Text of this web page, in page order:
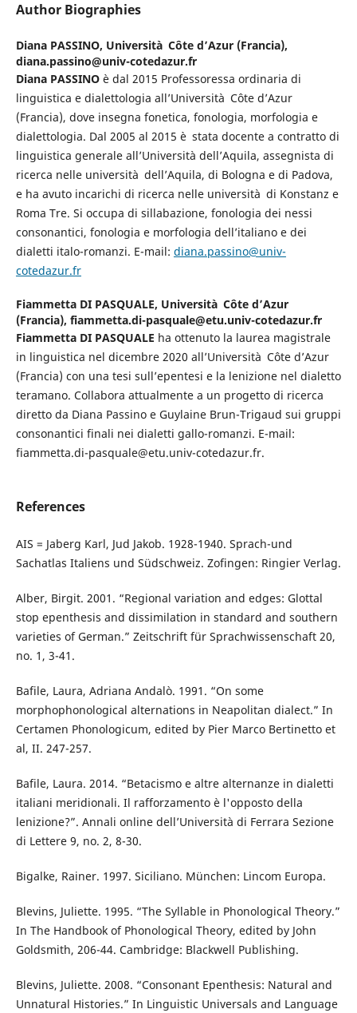
Author Biographies
Diana PASSINO, Università Côte d’Azur (Francia),
diana.passino@univ-cotedazur.fr
Diana PASSINOè dal 2015 Professoressa ordinaria di
linguistica e dialettologia all’Università Côte d’Azur
(Francia), dove insegna fonetica, fonologia, morfologia e
dialettologia. Dal 2005 al 2015 è stata docente a contratto di
linguistica generale all’Università dell’Aquila, assegnista di
ricerca nelle università dell’Aquila, di Bologna e di Padova,
e ha avuto incarichi di ricerca nelle università di Konstanz e
Roma Tre. Si occupa di sillabazione, fonologia dei nessi
consonantici, fonologia e morfologia dell’italiano e dei
dialetti italo-romanzi. E-mail: diana.passino@univ-
cotedazur.fr
Fiammetta DI PASQUALE, Università Côte d’Azur
(Francia), fiammetta.di-pasquale@etu.univ-cotedazur.fr
Fiammetta DI PASQUALE ha ottenuto la laurea magistrale
in linguistica nel dicembre 2020 all’Università Côte d’Azur
(Francia) con una tesi sull’epentesi e la lenizione nel dialetto
teramano. Collabora attualmente a un progetto di ricerca
diretto da Diana Passino e Guylaine Brun-Trigaud sui gruppi
consonantici finali nei dialetti gallo-romanzi. E-mail:
fiammetta.di-pasquale@etu.univ-cotedazur.fr.
References
AIS = Jaberg Karl, Jud Jakob. 1928-1940. Sprach-und
Sachatlas Italiens und Südschweiz. Zofingen: Ringier Verlag.
Alber, Birgit. 2001. “Regional variation and edges: Glottal
stop epenthesis and dissimilation in standard and southern
varieties of German.” Zeitschrift für Sprachwissenschaft 20,
no. 1, 3-41.
Bafile, Laura, Adriana Andalò. 1991. “On some
morphophonological alternations in Neapolitan dialect.” In
Certamen Phonologicum, edited by Pier Marco Bertinetto et
al, II. 247-257.
Bafile, Laura. 2014. “Betacismo e altre alternanze in dialetti
italiani meridionali. Il rafforzamento è l'opposto della
lenizione?”. Annali online dell’Università di Ferrara Sezione
di Lettere 9, no. 2, 8-30.
Bigalke, Rainer. 1997. Siciliano. München: Lincom Europa.
Blevins, Juliette. 1995. “The Syllable in Phonological Theory.”
In The Handbook of Phonological Theory, edited by John
Goldsmith, 206-44. Cambridge: Blackwell Publishing.
Blevins, Juliette. 2008. “Consonant Epenthesis: Natural and
Unnatural Histories.” In Linguistic Universals and Language